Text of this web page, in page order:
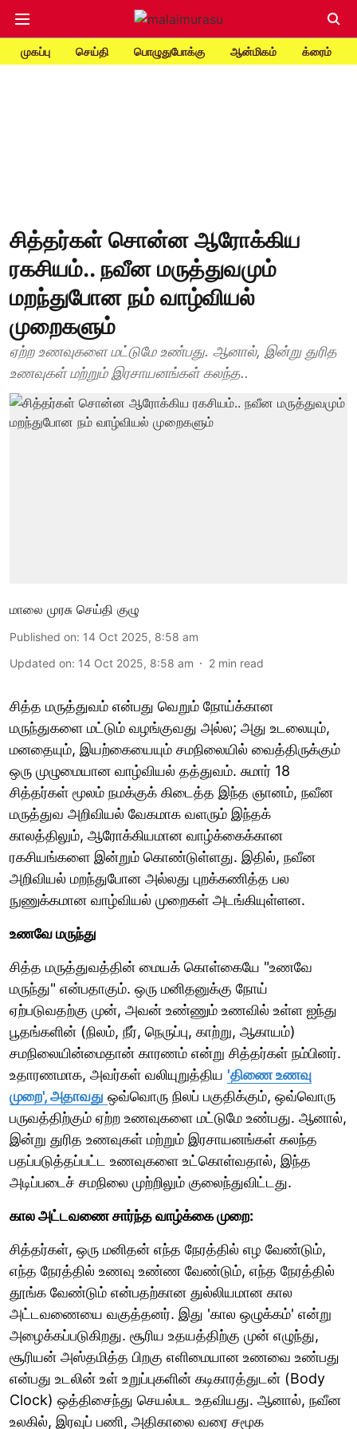
முகப்பு செய்தி பொழுதுபோக்கு ஆன்மிகம் க்ரைம்
சித்தர்கள் சொன்ன ஆரோக்கிய
ரகசியம்.. நவீன மருத்துவமும்
மறந்துபோன நம் வாழ்வியல்
முறைகளும்
ஏற்ற உணவுகளை மட்டுமே உண்பது. ஆனால், இன்று துரித
உணவுகள் மற்றும் இரசாயனங்கள் கலந்த..
மாலை முரசு செய்தி குழு
Published on: 14 Oct 2025, 8:58 am
Updated on: 14 Oct 2025, 8:58 am 2 min read
சித்த மருத்துவம் என்பது வெறும் நோய்க்கான
மருந்துகளை மட்டும் வழங்குவது அல்ல; அது உடலையும்,
மனதையும், இயற்கையையும் சமநிலையில் வைத்திருக்கும்
ஒரு முழுமையான வாழ்வியல் தத்துவம். சுமார் 18
சித்தர்கள் மூலம் நமக்குக் கிடைத்த இந்த ஞானம், நவீன
மருத்துவ அறிவியல் வேகமாக வளரும் இந்தக்
காலத்திலும், ஆரோக்கியமான வாழ்க்கைக்கான
ரகசியங்களை இன்றும் கொண்டுள்ளது. இதில், நவீன
அறிவியல் மறந்துபோன அல்லது புறக்கணித்த பல
நுணுக்கமான வாழ்வியல் முறைகள் அடங்கியுள்ளன.
உணவே மருந்து
சித்த மருத்துவத்தின் மையக் கொள்கையே "உணவே
மருந்து" என்பதாகும். ஒரு மனிதனுக்கு நோய்
ஏற்படுவதற்கு முன், அவன் உண்ணும் உணவில் உள்ள ஐந்து
பூதங்களின் (நிலம், நீர், நெருப்பு, காற்று, ஆகாயம்)
சமநிலையின்மைதான் காரணம் என்று சித்தர்கள் நம்பினர்.
உதாரணமாக, அவர்கள் வலியுறுத்திய 'திணை உணவு
முறை', அதாவது ஒவ்வொரு நிலப் பகுதிக்கும், ஒவ்வொரு
பருவத்திற்கும் ஏற்ற உணவுகளை மட்டுமே உண்பது. ஆனால்,
இன்று துரித உணவுகள் மற்றும் இரசாயனங்கள் கலந்த
பதப்படுத்தப்பட்ட உணவுகளை உட்கொள்வதால், இந்த
அடிப்படைச் சமநிலை முற்றிலும் குலைந்துவிட்டது.
கால அட்டவணை சார்ந்த வாழ்க்கை முறை:
சித்தர்கள், ஒரு மனிதன் எந்த நேரத்தில் எழ வேண்டும்,
எந்த நேரத்தில் உணவு உண்ண வேண்டும், எந்த நேரத்தில்
தூங்க வேண்டும் என்பதற்கான துல்லியமான கால
அட்டவணையை வகுத்தனர். இது 'கால ஒழுக்கம்' என்று
அழைக்கப்படுகிறது. சூரிய உதயத்திற்கு முன் எழுந்து,
சூரியன் அஸ்தமித்த பிறகு எளிமையான உணவை உண்பது
என்பது உடலின் உள் உறுப்புகளின் கடிகாரத்துடன் (Body
Clock) ஒத்திசைந்து செயல்பட உதவியது. ஆனால், நவீன
உலகில், இரவுப் பணி, அதிகாலை வரை சமூக